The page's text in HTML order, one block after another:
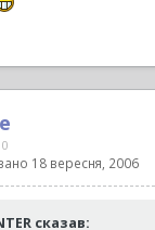
0
18 вересня, 2006
сказав: